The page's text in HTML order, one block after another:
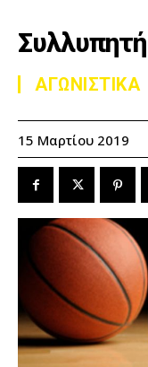
ΑΓΩΝΙΣΤΙΚΑ
15 Μαρτίου 2019